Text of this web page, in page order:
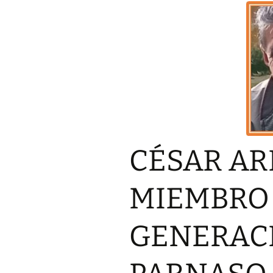
GENERACIONALES DE LA
«GENERACIÓN DEL 23
PARNASO SIGLO XXI»
MIEMBROS GENERACIÓN
DEL 23 PARNASO SIGLO
CÉSAR
MIEMBRO DE LA
GENERACIÓN
PARNASO
MIEMBRO DE
DEL
DEL
CÉSAR